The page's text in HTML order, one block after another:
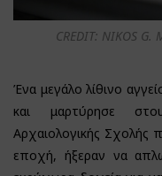
CREDIT: NIKOS G.
Ένα μεγάλο λίθινο
και μαρτύρησε
Αρχαιολογικής Σχολής
εποχή, ήξεραν να